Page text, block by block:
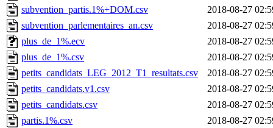
subvention_partis.1%+DOM.csv
2018-08-27
subvention_parlementaires_an.csv
2018-08-27
plus_de_1%.ecv
2018-08-27
plus_de_1%.csv
2018-08-27
petits_candidats_LEG_2012_T1_resultats.csv
2018-08-27
petits_candidats.v1.csv
2018-08-27
petits_candidats.csv
2018-08-27
partis.1%.csv
2018-08-27